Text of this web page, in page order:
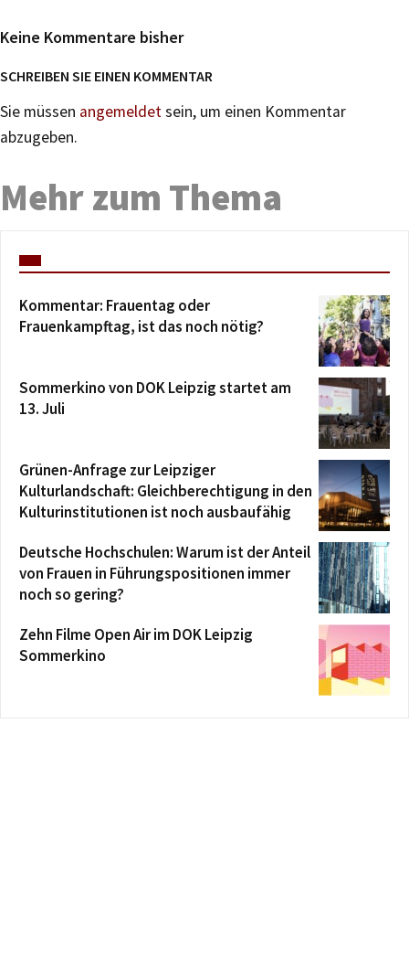
Keine Kommentare bisher
SCHREIBEN SIE EINEN KOMMENTAR
Sie müssen angemeldetsein, um einen Kommentar
abzugeben.
Mehr zum Thema
Kommentar: Frauentag oder
Frauenkampftag, ist das noch nötig?
Sommerkino von DOK Leipzig startet am
13. Juli
Grünen-Anfrage zur Leipziger
Kulturlandschaft: Gleichberechtigung in den
Kulturinstitutionen ist noch ausbaufähig
Deutsche Hochschulen: Warum ist der Anteil
von Frauen in Führungspositionen immer
noch so gering?
Zehn Filme Open Air im DOK Leipzig
Sommerkino